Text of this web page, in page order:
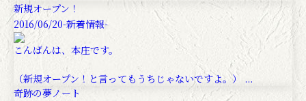
新規オープン！
2016/06/20-新着情報-
こんばんは、本庄です。
（新規オープン！と言ってもうちじゃないですよ。） ...
奇跡の夢ノート